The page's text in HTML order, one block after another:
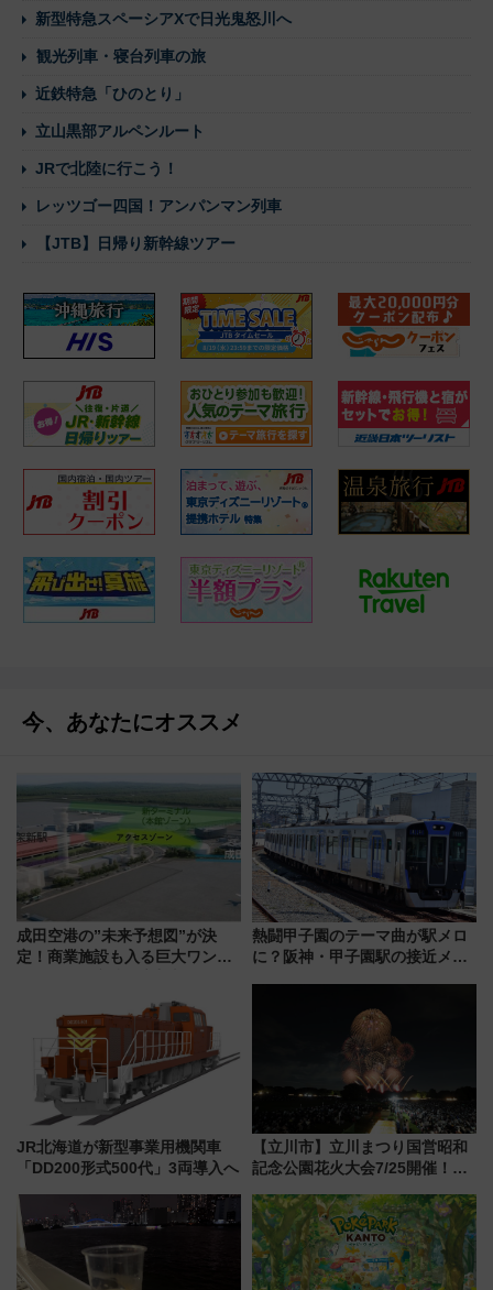
新型特急スペーシアXで日光鬼怒川へ
観光列車・寝台列車の旅
近鉄特急「ひのとり」
立山黒部アルペンルート
JRで北陸に行こう！
レッツゴー四国！アンパンマン列車
【JTB】日帰り新幹線ツアー
今、あなたにオススメ
成田空港の”未来予想図”が決
定！商業施設も入る巨大ワンタ
で新型特急が品川･羽田とを結
ぶ！ JR空港駅は2面3線化！
熱闘甲子園のテーマ曲が駅メロ
に？阪神・甲子園駅の接近メロ
JR北海道が新型事業用機関車
「DD200形式500代」3両導入へ
【立川市】立川まつり国営昭和
記念公園花火大会7/25開催！
混雑に要注意、その理由は